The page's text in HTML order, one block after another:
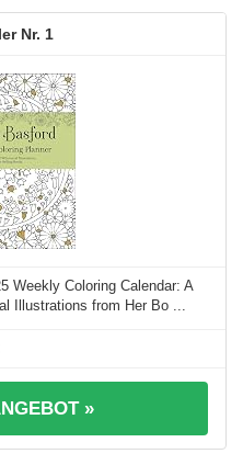
1
Weekly Coloring Calendar: A
Illustrations from Her Bo ...
»